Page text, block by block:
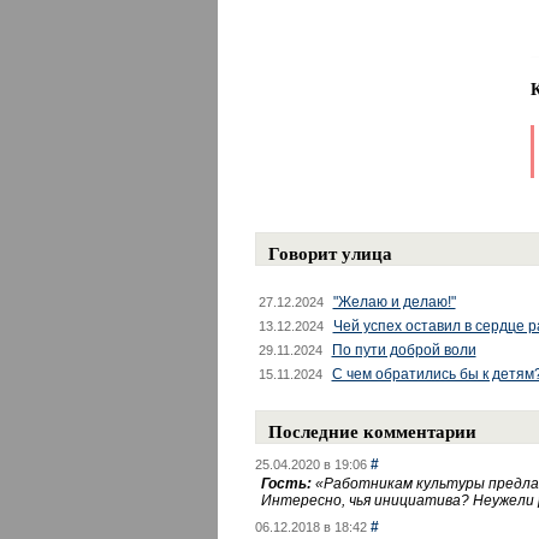
Говорит улица
27.12.2024 "Желаю и делаю!"
13.12.2024 Чей успех оставил в сердце
29.11.2024 По пути доброй воли
15.11.2024 С чем обратились бы к
Последние комментарии
25.04.2020 в 19:06 #
Гость: «Работникам культуры
Интересно, чья инициатива?
06.12.2018 в 18:42 #